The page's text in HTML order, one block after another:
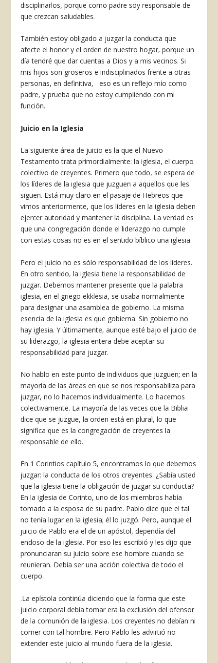
disciplinarlos, porque como padre soy responsable de
que crezcan saludables.
También estoy obligado a juzgar la conducta que
afecte el honor y el orden de nuestro hogar, porque un
día tendré que dar cuentas a Dios y a mis vecinos. Si
mis hijos son groseros e indiscipli­nados frente a otras
personas, en definitiva, eso es un reflejo mío como
padre, y prueba que no es­toy cumpliendo con mi
función.
Juicio en la Iglesia
La siguiente área de juicio es la que el Nuevo
Testamento trata primordialmente: la iglesia, el cuerpo
colectivo de creyentes. Primero que todo, se espera de
los líderes de la iglesia que juzguen a aquellos que les
siguen. Está muy claro en el pasa­je de Hebreos que
vimos anteriormente, que los líderes en la iglesia deben
ejercer autoridad y mantener la disciplina. La verdad es
que una con­gregación donde el liderazgo no cumple
con estas cosas no es en el sentido bíblico una iglesia.
Pero el juicio no es sólo responsabilidad de los líderes.
En otro sentido, la iglesia tiene la respon­sabilidad de
juzgar. Debemos mantener presente que la palabra
iglesia, en el griego ekklesia, se usa­ba normalmente
para designar una asamblea de gobierno. La misma
esencia de la iglesia es que gobierna. Sin gobierno no
hay iglesia. Y última­mente, aunque esté bajo el juicio de
su liderazgo, la iglesia entera debe aceptar su
responsabilidad para juzgar.
No hablo en este punto de individuos que juzguen; en la
mayoría de las áreas en que se nos responsabiliza para
juzgar, no lo hacemos in­dividualmente. Lo hacemos
colectivamente. La mayoría de las veces que la Biblia
dice que se juzgue, la orden está en plural, lo que
significa que es la congregación de creyentes la
responsable de ello.
En 1 Corintios capítulo 5, encontramos lo que debemos
juzgar: la conducta de los otros creyen­tes. ¿Sabía usted
que la iglesia tiene la obligación de juzgar su conducta?
En la iglesia de Corinto, uno de los miembros había
tomado a la esposa de su padre. Pablo dice que el tal
no tenía lugar en la iglesia; él lo juzgó. Pero, aunque el
juicio de Pablo era el de un apóstol, dependía del
endoso de la iglesia. Por eso les escribió y les dijo que
pronun­ciaran su juicio sobre ese hombre cuando se
reu­nieran. Debía ser una acción colectiva de todo el
cuerpo.
.La epístola continúa diciendo que la forma que este
juicio corporal debía tomar era la exclusión del ofensor
de la comunión de la iglesia. Los cre­yentes no debían ni
comer con tal hombre. Pero Pablo les advirtió no
extender este juicio al mun­do fuera de la iglesia.